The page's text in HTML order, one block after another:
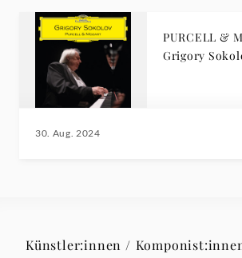
PURCELL &
Grigory
30. Aug. 2024
Künstler:innen /